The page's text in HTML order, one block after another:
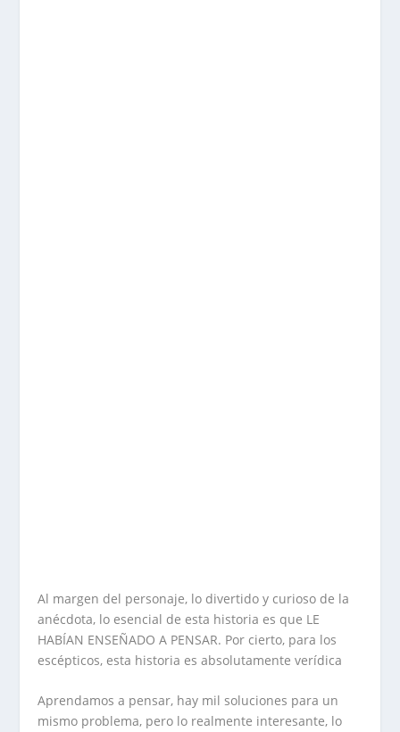
Al margen del personaje, lo divertido y curioso de la
anécdota, lo esencial de esta historia es que LE
HABÍAN ENSEÑADO A PENSAR. Por cierto, para los
escépticos, esta historia es absolutamente verídica
Aprendamos a pensar, hay mil soluciones para un
mismo problema, pero lo realmente interesante, lo